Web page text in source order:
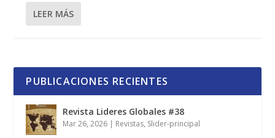
LEER MÁS
PUBLICACIONES RECIENTES
Revista Lideres Globales #38
Mar 26, 2026 | Revistas, Slider-principal